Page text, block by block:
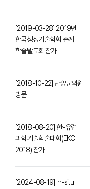
[2019-03-28] 2019년
한국청정기술학회 춘계
학술발표회 참가
[2018-10-22] 단양군의원
방문
[2018-08-20] 한-유럽
과학기술학술대회(EKC
2018) 참가
[2024-08-19] In-situ